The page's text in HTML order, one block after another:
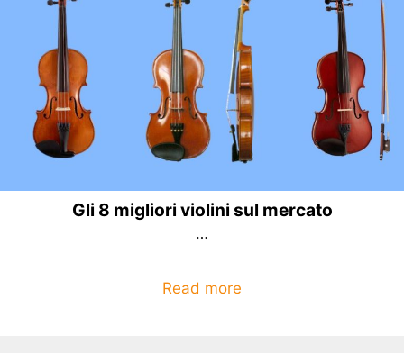
Gli 8 migliori violini sul mercato
…
Read more